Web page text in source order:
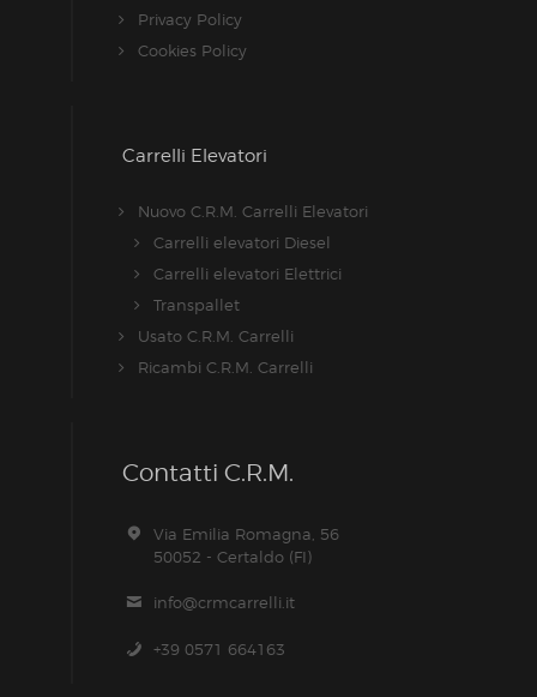
Privacy Policy
Cookies Policy
Carrelli Elevatori
Nuovo C.R.M. Carrelli Elevatori
Carrelli elevatori Diesel
Carrelli elevatori Elettrici
Transpallet
Usato C.R.M. Carrelli
Ricambi C.R.M. Carrelli
Contatti C.R.M.
Via Emilia Romagna, 56
50052 - Certaldo (FI)
info@crmcarrelli.it
+39 0571 664163